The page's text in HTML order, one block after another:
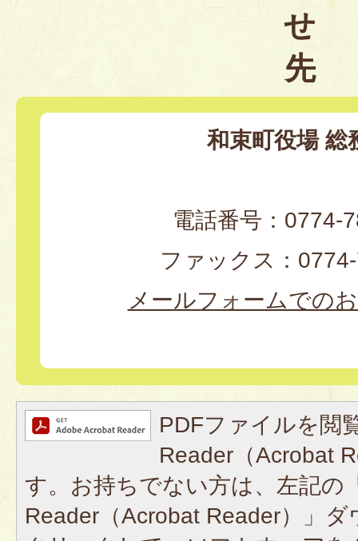
せ
先
和束町役場 総
電話番号：0774-
ファックス：
メールフォームでの
PDFファイルを閲
Reader（Acrobat
す。お持ちでない方は、左記の
Reader（Acrobat Reader）」